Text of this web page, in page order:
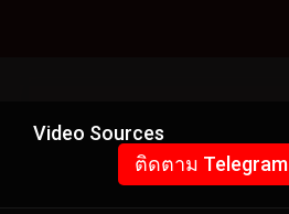
Video Sources
ติดตาม Telegram